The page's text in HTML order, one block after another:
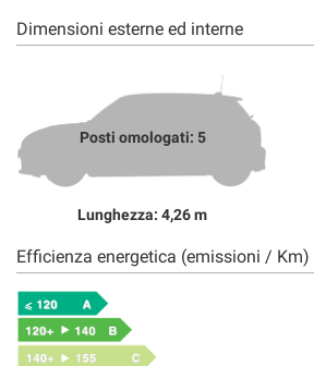
Dimensioni esterne ed interne
Posti omologati: 5
Lunghezza: 4,26 m
Efficienza energetica (emissioni / Km)